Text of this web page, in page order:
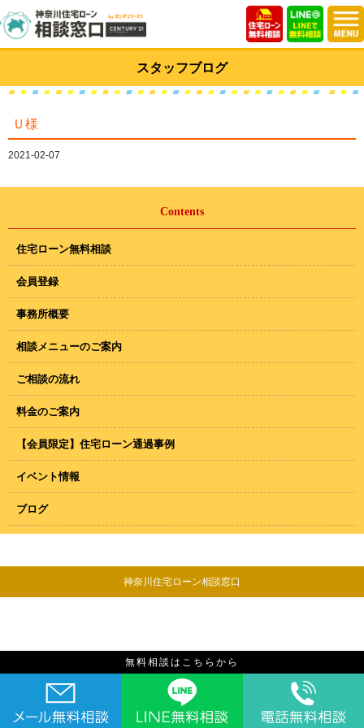
スタッフブログ
Ｕ様
2021-02-07
Contents
住宅ローン無料相談
会員登録
事務所概要
相談メニューのご案内
ご相談の流れ
料金のご案内
【会員限定】住宅ローン通過事例
イベント情報
ブログ
神奈川住宅ローン相談窓口
無料相談はこちらから